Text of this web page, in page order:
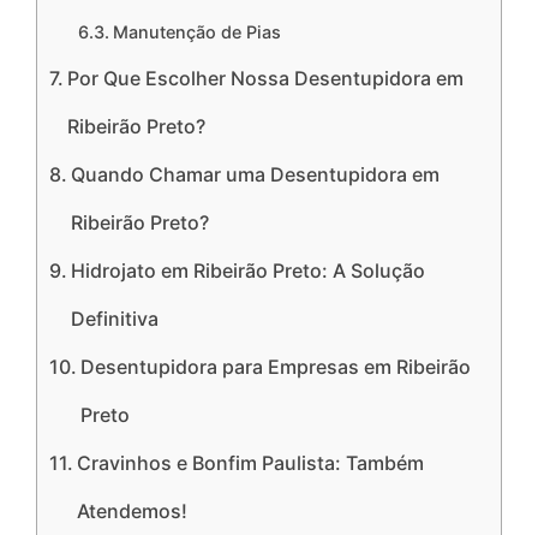
Manutenção de Pias
Por Que Escolher Nossa Desentupidora em
Ribeirão Preto?
Quando Chamar uma Desentupidora em
Ribeirão Preto?
Hidrojato em Ribeirão Preto: A Solução
Definitiva
Desentupidora para Empresas em Ribeirão
Preto
Cravinhos e Bonfim Paulista: Também
Atendemos!